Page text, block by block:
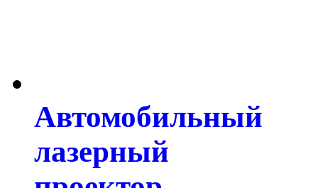
Автомобильный
лазерный